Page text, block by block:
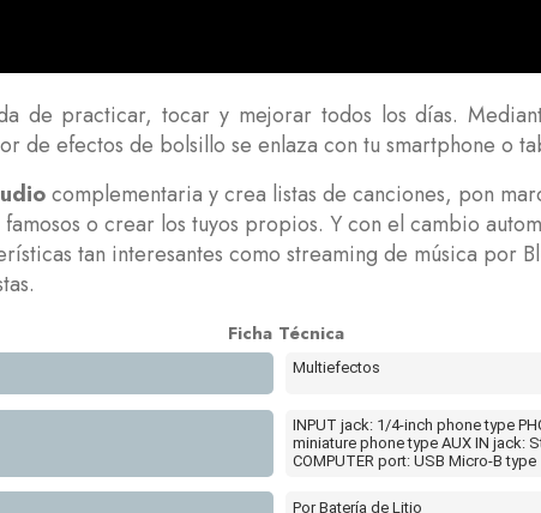
de practicar, tocar y mejorar todos los días.
de efectos de bolsillo se enlaza con tu smartphone o
complementaria y crea listas de canciones, pon
o crear los tuyos propios. Y con el cambio
tan interesantes como streaming de música por
Ficha Técnica
Multiefectos
INPUT jack: 1/4-inch phone type
miniature phone type AUX IN jack:
COMPUTER port: USB Micro-B type
Por Batería de Litio